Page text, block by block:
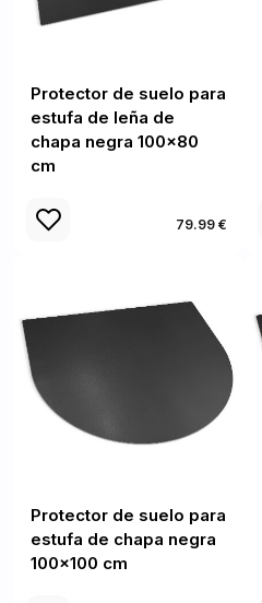
Protector de suelo para
estufa de leña de
chapa negra 100x80
cm
79.99 €
Protector de suelo para
estufa de chapa negra
100x100 cm